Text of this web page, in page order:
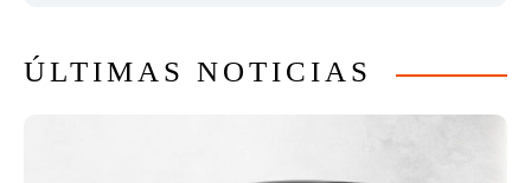
ÚLTIMAS NOTICIAS